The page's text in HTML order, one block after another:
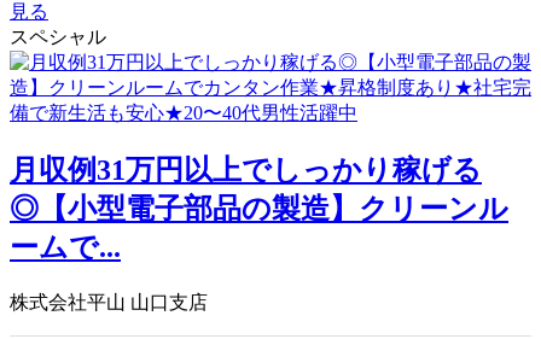
見る
スペシャル
月収例31万円以上でしっかり稼げる
◎【小型電子部品の製造】クリーンル
ームで...
株式会社平山 山口支店